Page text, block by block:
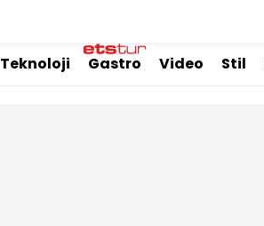
Teknoloji Gastro Video Stil